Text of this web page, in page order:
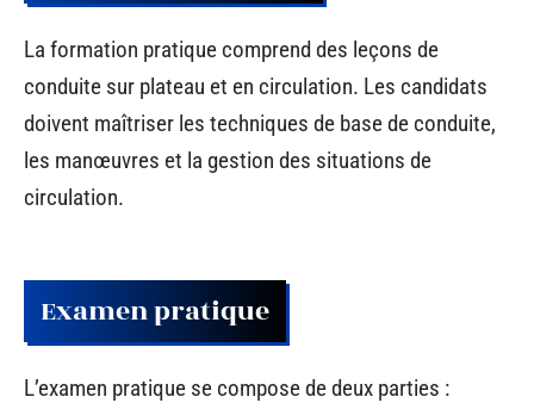
La formation pratique comprend des leçons de
conduite sur plateau et en circulation. Les candidats
doivent maîtriser les techniques de base de conduite,
les manœuvres et la gestion des situations de
circulation.
Examen pratique
L’examen pratique se compose de deux parties :